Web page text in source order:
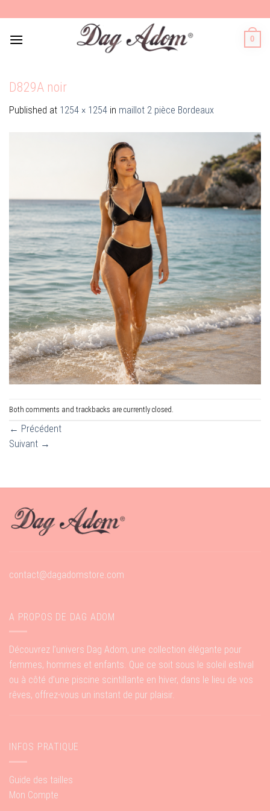
to
content
0
D829A noir
Published at 1254 × 1254 in maillot 2 pièce Bordeaux
Both comments and trackbacks are currently closed.
← Précédent
Suivant →
contact@dagadomstore.com
A PROPOS DE DAG ADOM
Découvrez l’univers Dag Adom, une collection élégante pour
femmes, hommes et enfants. Que ce soit sous le soleil estival
ou à côté d’une piscine scintillante en hiver, dans le lieu de vos
rêves, offrez-vous un instant de pur plaisir.
INFOS PRATIQUE
Guide des tailles
Mon Compte